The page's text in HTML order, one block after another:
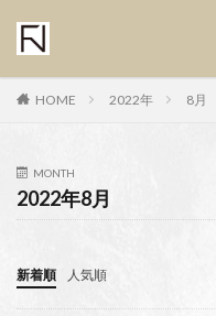
HOME 2022年 8月
MONTH
2022年8月
新着順 人気順